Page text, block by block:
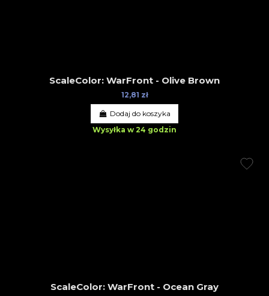
ScaleColor: WarFront - Olive Brown
12,81 zł
Dodaj do koszyka
Wysyłka w 24 godzin
ScaleColor: WarFront - Ocean Gray